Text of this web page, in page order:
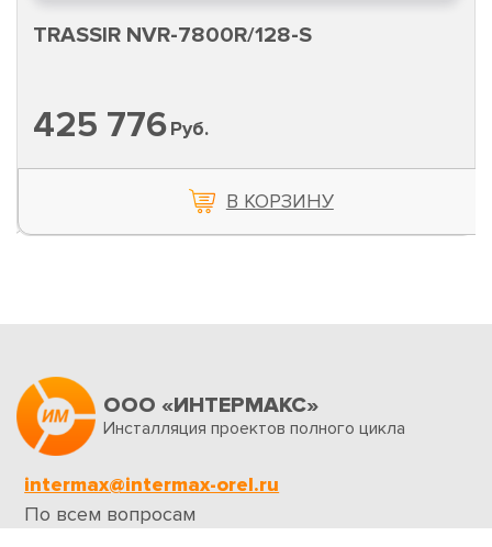
TRASSIR NVR-7800R/128-S
425 776Руб.
В КОРЗИНУ
ООО «ИНТЕРМАКС»
Инсталляция проектов полного цикла
intermax@intermax-orel.ru
По всем вопросам